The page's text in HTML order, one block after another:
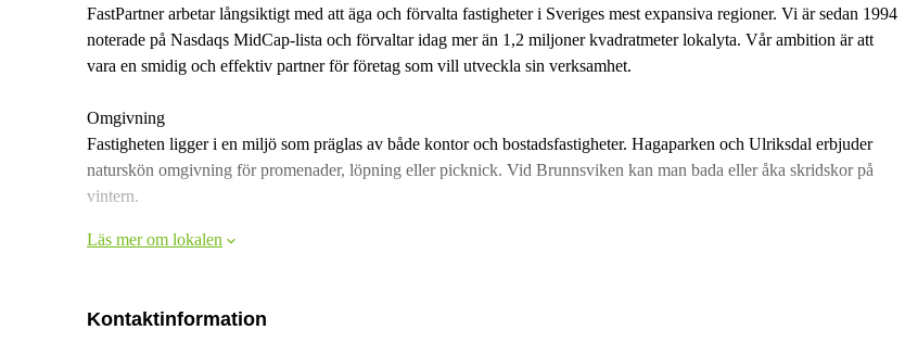
FastPartner arbetar långsiktigt med att äga och förvalta fastigheter i Sveriges mest expansiva regioner. Vi är sedan 1994
noterade på Nasdaqs MidCap-lista och förvaltar idag mer än 1,2 miljoner kvadratmeter lokalyta. Vår ambition är att
vara en smidig och effektiv partner för företag som vill utveckla sin verksamhet.
Omgivning
Fastigheten ligger i en miljö som präglas av både kontor och bostadsfastigheter. Hagaparken och Ulriksdal erbjuder
naturskön omgivning för promenader, löpning eller picknick. Vid Brunnsviken kan man bada eller åka skridskor på
vintern.
Läs mer om lokalen
Kontaktinformation